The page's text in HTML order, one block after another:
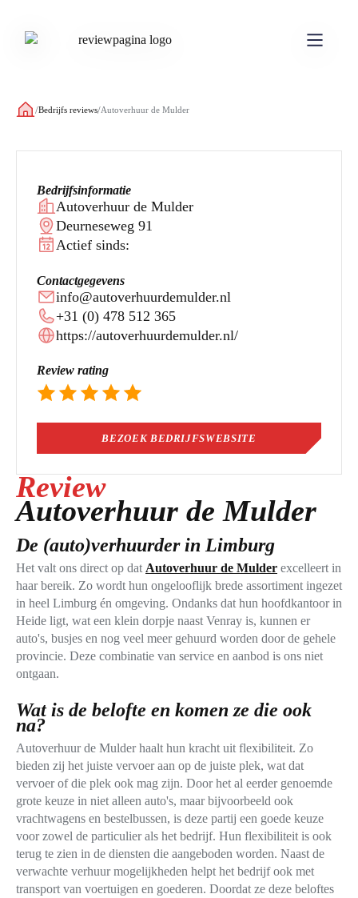
/Bedrijfs reviews/Autoverhuur de Mulder
Bedrijfsinformatie
Autoverhuur de Mulder
Deurneseweg 91
Actief sinds:
Contactgegevens
info@autoverhuurdemulder.nl
+31 (0) 478 512 365
https://autoverhuurdemulder.nl/
Review rating
BEZOEK BEDRIJFSWEBSITE
Review
Autoverhuur de Mulder
De (auto)verhuurder in Limburg
Het valt ons direct op datAutoverhuur de Mulder excelleert in
haar bereik. Zo wordt hun ongelooflijk brede assortiment ingezet
in heel Limburg én omgeving. Ondanks dat hun hoofdkantoor in
Heide ligt, wat een klein dorpje naast Venray is, kunnen er
auto's, busjes en nog veel meer gehuurd worden door de gehele
provincie. Deze combinatie van service en aanbod is ons niet
ontgaan.
Wat is de belofte en komen ze die ook
na?
Autoverhuur de Mulder haalt hun kracht uit flexibiliteit. Zo
bieden zij het juiste vervoer aan op de juiste plek, wat dat
vervoer of die plek ook mag zijn. Door het al eerder genoemde
grote keuze in niet alleen auto's, maar bijvoorbeeld ook
vrachtwagens en bestelbussen, is deze partij een goede keuze
voor zowel de particulier als het bedrijf. Hun flexibiliteit is ook
terug te zien in de diensten die aangeboden worden. Naast de
verwachte verhuur mogelijkheden helpt het bedrijf ook met
transport van voertuigen en goederen. Doordat ze deze beloftes